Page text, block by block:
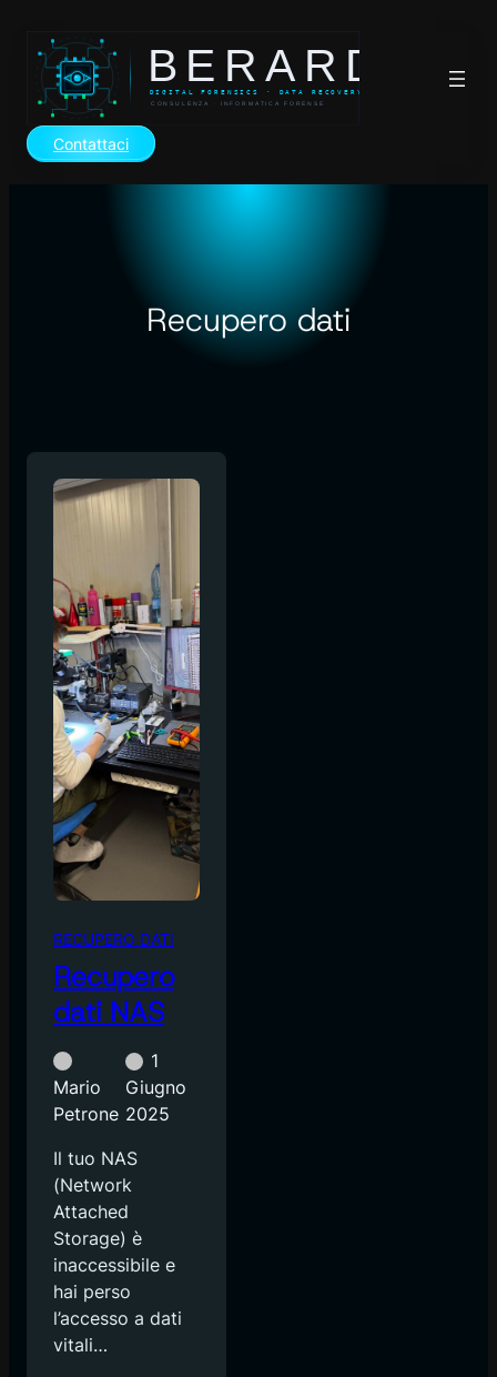
contenuto
Contattaci
Recupero dati
RECUPERO DATI
Recupero
dati NAS
Mario
Petrone
1
Giugno
2025
Il tuo NAS
(Network
Attached
Storage) è
inaccessibile e
hai perso
l’accesso a dati
vitali…